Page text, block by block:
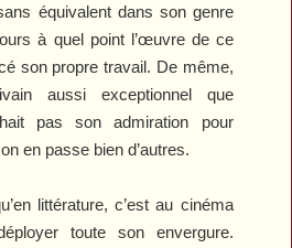
équivalent dans son genre
à quel point l’œuvre de ce
son propre travail. De même,
aussi exceptionnel que
pas son admiration pour
en passe bien d’autres.
littérature, c’est au cinéma
toute son envergure.